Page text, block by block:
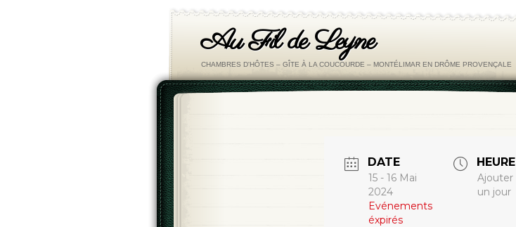
Au Fil de Leyne
CHAMBRES D'HÔTES – GÎTE À LA COUCOURDE – MONTÉLIMAR EN DRÔME PROVENÇALE
DATE
15 - 16 Mai
2024
Evénements
éxpirés
HEURE
Ajouter
un jour